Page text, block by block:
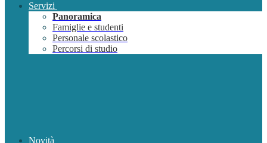
Servizi
Panoramica
Famiglie e studenti
Personale scolastico
Percorsi di studio
Novità